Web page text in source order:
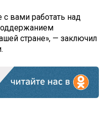
вами работать над
стране», — заключил